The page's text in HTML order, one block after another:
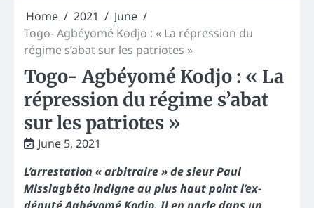
Home 2021
June
Togo- Agbéyomé Kodjo : « La répression du
régime s’abat sur les patriotes »
Togo- Agbéyomé Kodjo : « La
répression du régime s’abat
sur les patriotes »
June 5, 2021
L’arrestation « arbitraire » de sieur Paul
Missiagbéto indigne au plus haut point l’ex-